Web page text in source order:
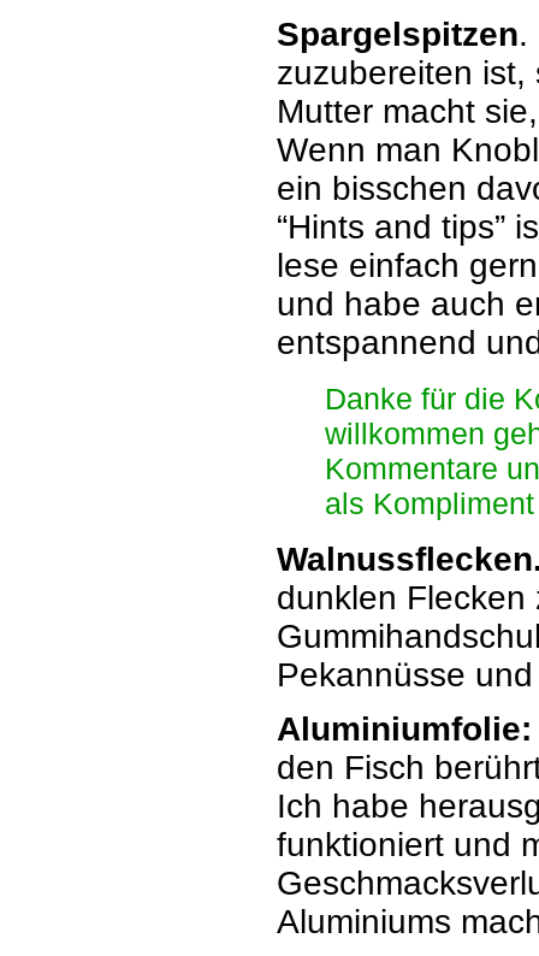
Spargelspitzen.
zuzubereiten
Mutter macht
Wenn man
ein bisschen
“Hints and tips”
lese einfach
und habe auch
entspannend
Danke für die
willkommen
Kommentare
als
dunklen
Pekannüsse
Aluminiumfolie:
den Fisch
Ich habe
funktioniert und
Aluminiums